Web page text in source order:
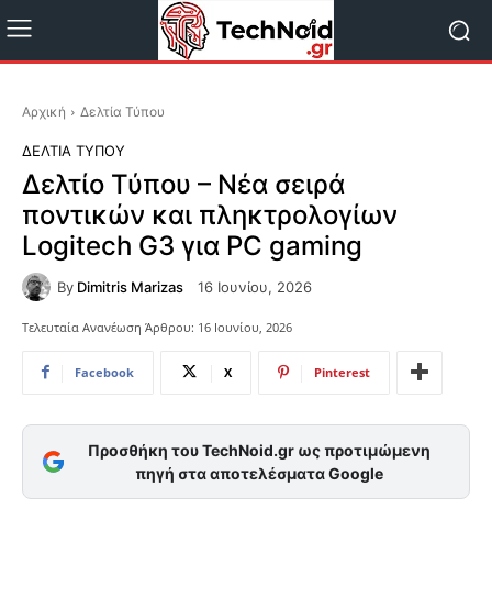
Αρχική Δελτία Τύπου
ΔΕΛΤΊΑ ΤΎΠΟΥ
Δελτίο Τύπου – Νέα σειρά
ποντικών και πληκτρολογίων
Logitech G3 για PC gaming
By Dimitris Marizas 16 Ιουνίου, 2026
Τελευταία Ανανέωση Άρθρου: 16 Ιουνίου, 2026
Facebook X Pinterest
Προσθήκη του TechNoid.gr ως προτιμώμενη
πηγή στα αποτελέσματα Google